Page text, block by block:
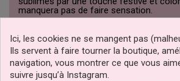
manquera pas de faire sensation.
Fiche technique
Ici, les cookies ne se mangent pas
Ils servent à faire tourner la boutique,
navigation, vous montrer ce que vous
suivre jusqu’à Instagram.